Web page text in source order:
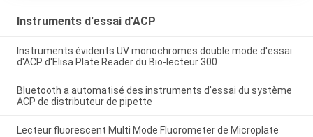
Instruments d'essai d'ACP
Instruments évidents UV monochromes double mode d'essai
d'ACP d'Elisa Plate Reader du Bio-lecteur 300
Bluetooth a automatisé des instruments d'essai du système
ACP de distributeur de pipette
Lecteur fluorescent Multi Mode Fluorometer de Microplate